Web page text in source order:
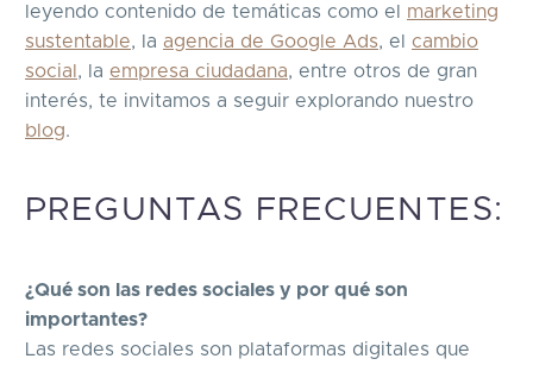
leyendo contenido de temáticas como el marketing
sustentable, la agencia de Google Ads, el cambio
social , la empresa ciudadana, entre otros de gran
interés, te invitamos a seguir explorando nuestro
blog.
PREGUNTAS FRECUENTES:
¿Qué son las redes sociales y por qué son
importantes?
Las redes sociales son plataformas digitales que